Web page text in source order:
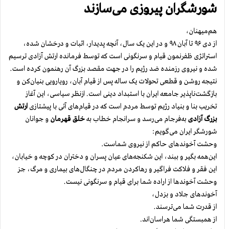
شورشگران پیروزی می‌سازند
هم‌میهنان،
از دی ۹۶ تا آبان ۹۸ و در این یک سال، آنچه پدیدار، اثبات و درخشان شده،
استراتژی ظفرنمون قیام و سرنگونی است که توسط فرمانده ارتش آزادی ترسیم
شده و نیروی رزمنده ضد رژیم را در جهت مقصد بزرگ آن رهنمون کرده است.
نتیجه‌ روشن و قطعی تحولات یک ساله پس از قیام آبان،‌ رویارویی بنیان‌کن و
بازگشت‌ناپذیر جامعه ایران با استبداد دینی است. ازنظر سیاسی، این آغاز
تخریب بنا و بنیاد رژیم توسط مردم است که در قیام‌های آتی با پیشتازی ارتش
بزرگ آزادی به‌فرجام می‌رسد و سرانجام خطاب بهخلق قهرمان و جوانان
شورشگر ایران می‌گویم:
وحشت آخوندهای حاکم از نیروی شماست.
این‌همه بگیر و ببند، این شکنجه‌های عیان پسران و دختران در کوچه و خیابان،
این فقر و فلاکت فراگیر و رهاکردن مردم در چنگال‌های بیماری و مرگ، جز
وحشت آخوندها از اراده شما برای قیام و سرنگونی نیست.
آخوندهای جلاد و بزدل،
از قدرت شما می‌ترسند.
از همبستگی شما هراسان‌اند.